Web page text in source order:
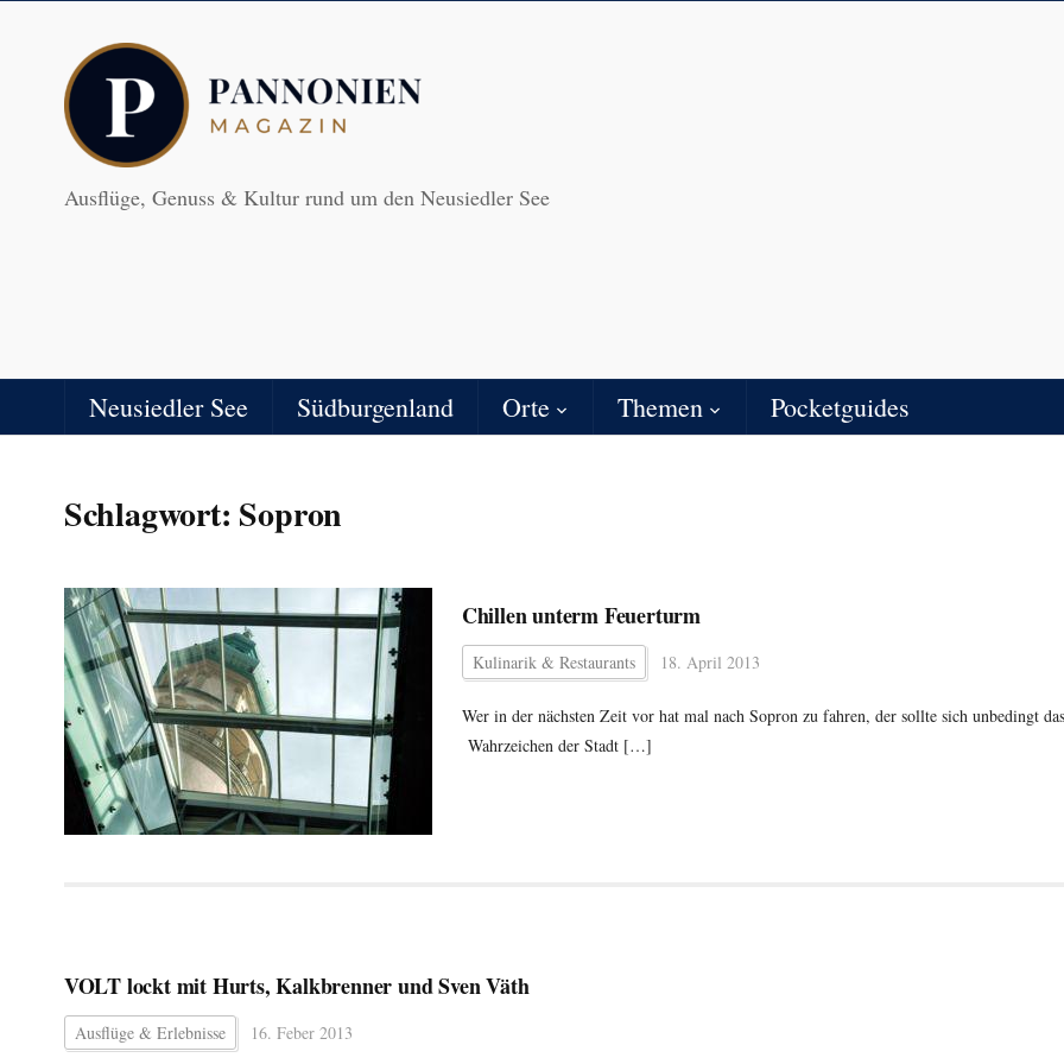
Ausflüge, Genuss & Kultur rund um den Neusiedler See
Neusiedler See Südburgenland Orte Themen Pocketguides
Schlagwort: Sopron
Chillen unterm Feuerturm
Kulinarik & Restaurants 18. April 2013
Wer in der nächsten Zeit vor hat mal nach Sopron zu fahren, der sollte sich unbedingt das
Wahrzeichen der Stadt […]
VOLT lockt mit Hurts, Kalkbrenner und Sven Väth
Ausflüge & Erlebnisse 16. Feber 2013